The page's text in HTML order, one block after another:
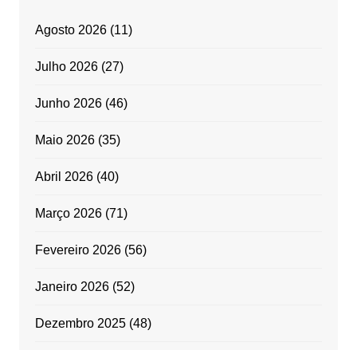
Agosto 2026(11)
Julho 2026(27)
Junho 2026(46)
Maio 2026(35)
Abril 2026(40)
Março 2026(71)
Fevereiro 2026(56)
Janeiro 2026(52)
Dezembro 2025(48)